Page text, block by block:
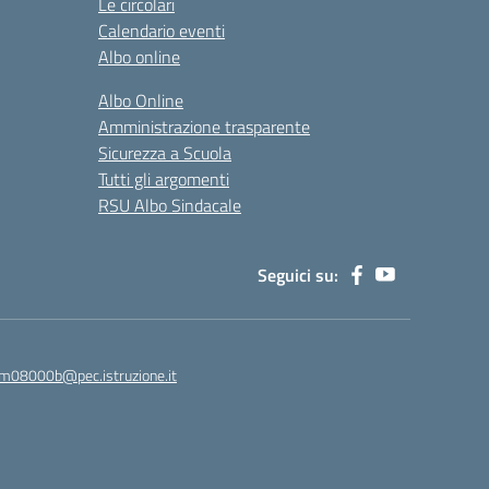
Calendario eventi
Albo online
Albo Online
Amministrazione trasparente
Sicurezza a Scuola
Tutti gli argomenti
RSU Albo Sindacale
Seguici su: